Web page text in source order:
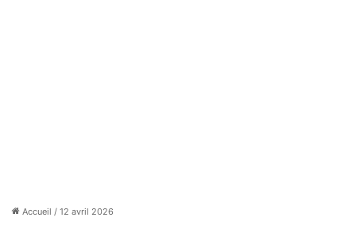
Accueil / 12 avril 2026